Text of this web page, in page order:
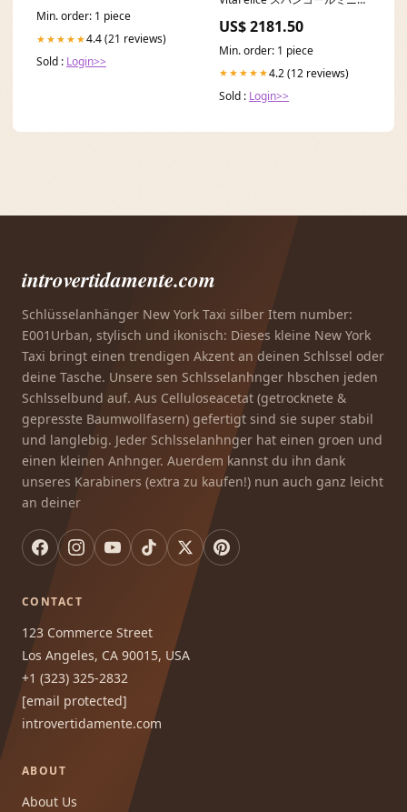
Min. order: 1 piece
★★★★★4.4 (21 reviews)
Sold : Login>>
US$ 2181.50
Min. order: 1 piece
★★★★★4.2 (12 reviews)
Sold : Login>>
introvertidamente.com
Schlüsselanhänger New York Taxi silber Item number:
E001Urban, stylisch und ikonisch: Dieses kleine New York
Taxi bringt einen trendigen Akzent an deinen Schlssel oder
deine Tasche. Unsere sen Schlsselanhnger hbschen jeden
Schlsselbund auf. Aus Celluloseacetat (getrocknete &
gepresste Baumwollfasern) gefertigt sind sie super stabil
und langlebig. Jeder Schlsselanhnger hat einen groen und
einen kleinen Anhnger. Auerdem kannst du ihn dank
unseres Karabiners (extra zu kaufen!) nun auch ganz leicht
an deiner
CONTACT
123 Commerce Street
Los Angeles, CA 90015, USA
+1 (323) 325-2832
[email protected]
introvertidamente.com
ABOUT
About Us